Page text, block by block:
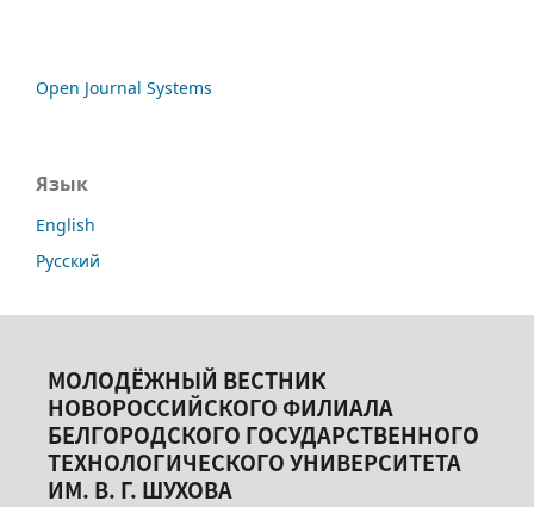
Open Journal Systems
Язык
English
Русский
МОЛОДЁЖНЫЙ ВЕСТНИК
НОВОРОССИЙСКОГО ФИЛИАЛА
БЕЛГОРОДСКОГО ГОСУДАРСТВЕННОГО
ТЕХНОЛОГИЧЕСКОГО УНИВЕРСИТЕТА
ИМ. В. Г. ШУХОВА